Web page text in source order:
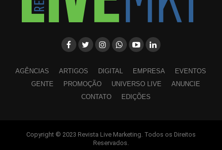
AGÊNCIAS ARTIGOS DIGITAL EMPRESA
EVENTOS
GENTE
PROMOÇÃO UNIVERSO LIVE
ANUNCIE
CONTATO
EDIÇÕES
Copyright © 2023 Revista Live Marketing. Todos os Direitos
Reservados.
WhatsAppFacebook LinkedInPinterest